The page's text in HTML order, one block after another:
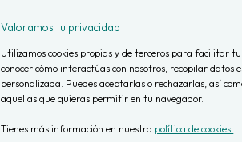
Valoramos tu privacidad
Utilizamos cookies propias y de terceros para facilitar
conocer cómo interactúas con nosotros, recopilar datos
personalizada. Puedes aceptarlas o rechazarlas, así
aquellas que quieras permitir en tu navegador.
Tienes más información en nuestra política de cookies.